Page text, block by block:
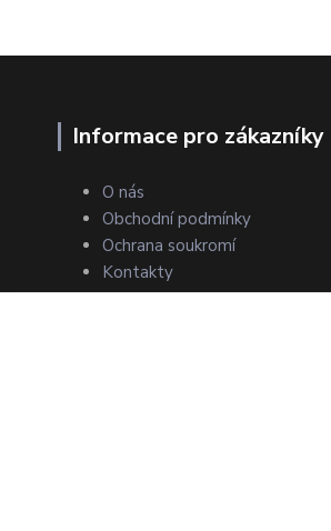
Informace pro zákazníky
O nás
Obchodní podmínky
Ochrana soukromí
Kontakty